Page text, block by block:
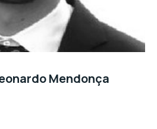
Mendonça